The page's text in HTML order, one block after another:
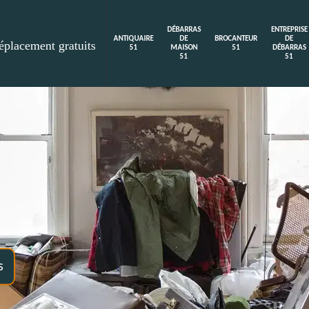
gratuits
ANTIQUAIRE
51
DÉBARRAS
DE
MAISON
51
BROCANTEUR
51
ENTREPRISE
DE
DÉBARRAS
51